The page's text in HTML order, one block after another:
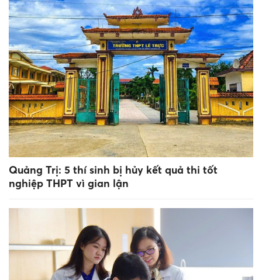
Quảng Trị: 5 thí sinh bị hủy kết quả thi tốt
nghiệp THPT vì gian lận